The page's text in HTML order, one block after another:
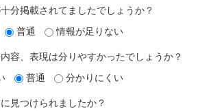
分掲載されてましたでしょうか？
普通 情報が足りない
容、表現は分りやすかったでしょうか？
普通 分かりにくい
見つけられましたか？